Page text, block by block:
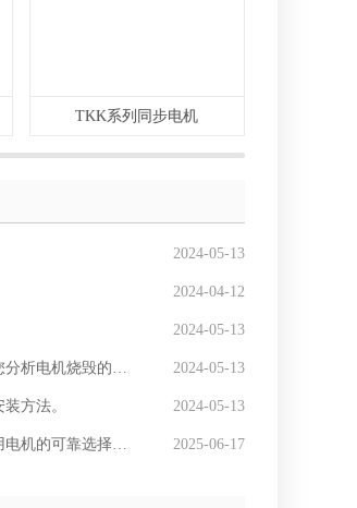
TKK系列同步电机
2024-05-13
2024-04-12
2024-05-13
烧毁的主要原因。 2024-05-13
方法。 2024-05-13
隧道通风系统安全稳定运行 2025-06-17